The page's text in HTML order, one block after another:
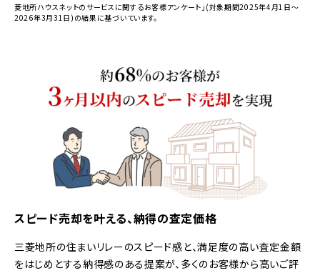
菱地所ハウスネットのサービスに関するお客様アンケート」(対象期間2025年4月1日～
2026年3月31日)の結果に基づいています。
スピード売却を叶える、納得の査定価格
三菱地所の住まいリレーのスピード感と、満足度の高い査定金額
をはじめとする納得感のある提案が、多くのお客様から高いご評